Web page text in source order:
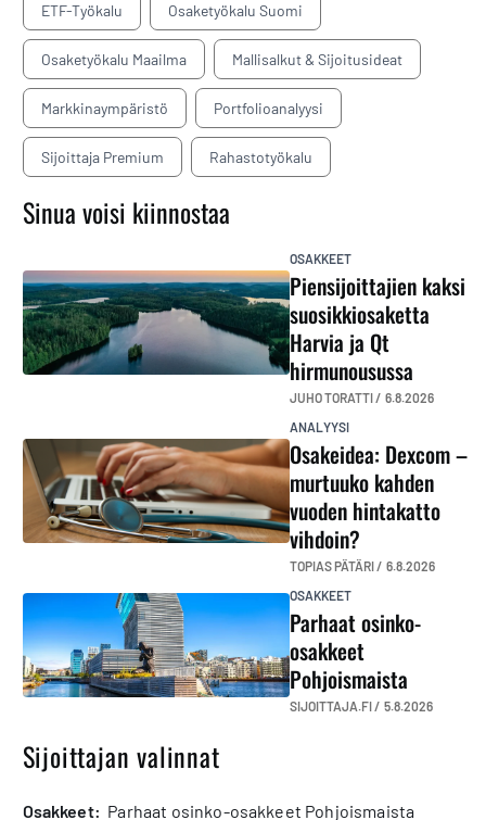
ETF-Työkalu Osaketyökalu Suomi
Osaketyökalu Maailma Mallisalkut & Sijoitusideat
Markkinaympäristö Portfolioanalyysi
Sijoittaja Premium Rahastotyökalu
Sinua voisi kiinnostaa
OSAKKEET
Piensijoittajien kaksi
suosikkiosaketta
Harvia ja Qt
hirmunousussa
JUHO TORATTI / 6.8.2026
ANALYYSI
Osakeidea: Dexcom –
murtuuko kahden
vuoden hintakatto
vihdoin?
TOPIAS PÄTÄRI / 6.8.2026
OSAKKEET
Parhaat osinko-
osakkeet
Pohjoismaista
SIJOITTAJA.FI / 5.8.2026
Sijoittajan valinnat
osakkeet: Parhaat osinko-osakkeet Pohjoismaista